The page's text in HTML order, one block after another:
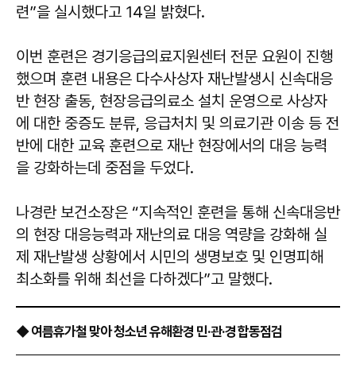
련”을 실시했다고 14일 밝혔다.
이번 훈련은 경기응급의료지원센터 전문 요원이 진행
했으며 훈련 내용은 다수사상자 재난발생시 신속대응
반 현장 출동, 현장응급의료소 설치 운영으로 사상자
에 대한 중증도 분류, 응급처치 및 의료기관 이송 등 전
반에 대한 교육 훈련으로 재난 현장에서의 대응 능력
을 강화하는데 중점을 두었다.
나경란 보건소장은 “지속적인 훈련을 통해 신속대응반
의 현장 대응능력과 재난의료 대응 역량을 강화해 실
제 재난발생 상황에서 시민의 생명보호 및 인명피해
최소화를 위해 최선을 다하겠다”고 말했다.
◆ 여름휴가철 맞아 청소년 유해환경 민·관·경 합동점검